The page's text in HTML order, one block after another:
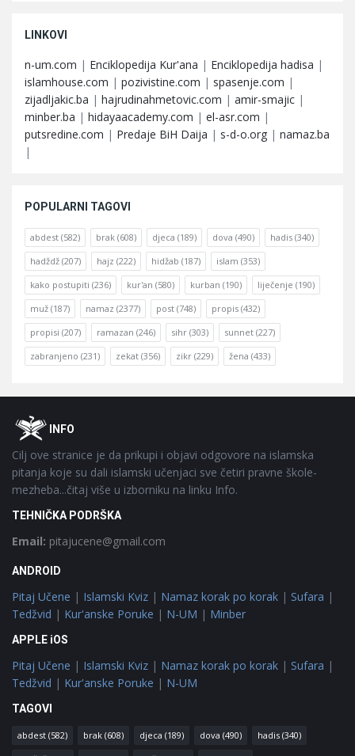
LINKOVI
n-um.com | Enciklopedija Kur'ana | Enciklopedija hadisa |
islamhouse.com | pozivistine.com | spasenje.com |
zijadljakic.ba | hajrudinahmetovic.com | amir-smajic |
minber.ba | hidayaacademy.com | el-asr.com |
putsredine.com | Predaje BiH Daija | s-d-o.org | namaz.ba
|
POPULARNI TAGOVI
abdest (582) brak (608) djeca (189) dova (490) hadis (340)
hadždž (207) hajz (222) hidžab (187) islam (353)
kako postupiti (236) kur'an (580) kurban (190) liječenje (190)
muž (187) namaz (2377) post (748) propis (432)
propisi (207) ramazan (246) sihr (303) sunnet (227)
zabranjeno (231) zekat (356) zikr (229) žena (433)
FooterOINFO
Cilj ove stranice je da prikupi i objavi odgovore na islamska
pitanja koje su dali islamski učenjaci sve četiri pravne škole-
mezheba...čitaj više u izborniku na linku Info.
TEHNIČKA PODRŠKA
Email: pitajucene@gmail.com
ANDROID
Pitaj Učene | Islamski Kviz | Namaz korak po korak | Sufara |
Tedžvid | Kur'anske Poruke | N-UM | Minber
APPLE iOS
Pitaj Učene | Islamski Kviz | Namaz korak po korak | Sufara |
Tedžvid | Kur'anske Poruke | N-UM
TAGOVI
abdest (582) brak (608) djeca (189) dova (490) hadis (340)